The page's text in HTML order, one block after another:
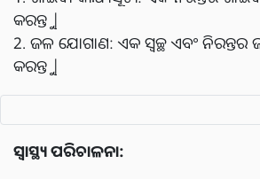
କରନ୍ତୁ |
2. ଜଳ ଯୋଗାଣ: ଏକ ସ୍ୱଚ୍ଛ ଏବଂ
କରନ୍ତୁ |
ସ୍ୱାସ୍ଥ୍ୟ ପରିଚାଳନା: